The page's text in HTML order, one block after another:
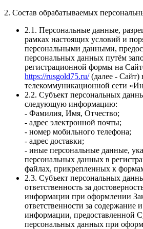
2. Состав обрабатываемых
2.1. Персональные данные,
рамках настоящих условий и
персональными данными,
персональных данных путём
регистрационной формы на
https://rusgold75.ru/(далее - Сайт)
телекоммуникационной сети
2.2. Субъект персональных
следующую информацию:
- Фамилия, Имя, Отчество;
- адрес электронной почты;
- номер мобильного телефона;
- адрес доставки;
- иные персональные данные,
персональных данных в
файлах, прикрепленных к
2.3. Субъект персональных
ответственность за
информации при оформлении
ответственности за содержание
информации, предоставленной
персональных данных при